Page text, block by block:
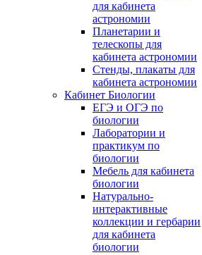
для кабинета
астрономии
Планетарии и
телескопы для
кабинета астрономии
Стенды, плакаты для
кабинета астрономии
Кабинет Биологии
ЕГЭ и ОГЭ по
биологии
Лаборатории и
практикум по
биологии
Мебель для кабинета
биологии
Натурально-
интерактивные
коллекции и гербарии
для кабинета
биологии